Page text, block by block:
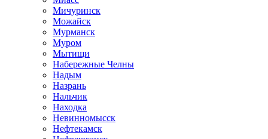
Мичуринск
Можайск
Мурманск
Муром
Мытищи
Набережные Челны
Надым
Назрань
Нальчик
Находка
Невинномысск
Нефтекамск